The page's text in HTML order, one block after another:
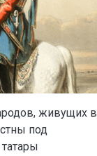
живущих в
под